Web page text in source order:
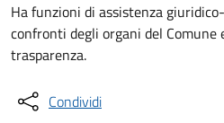
Ha funzioni di assistenza
confronti degli organi del Comune
trasparenza.
Condividi